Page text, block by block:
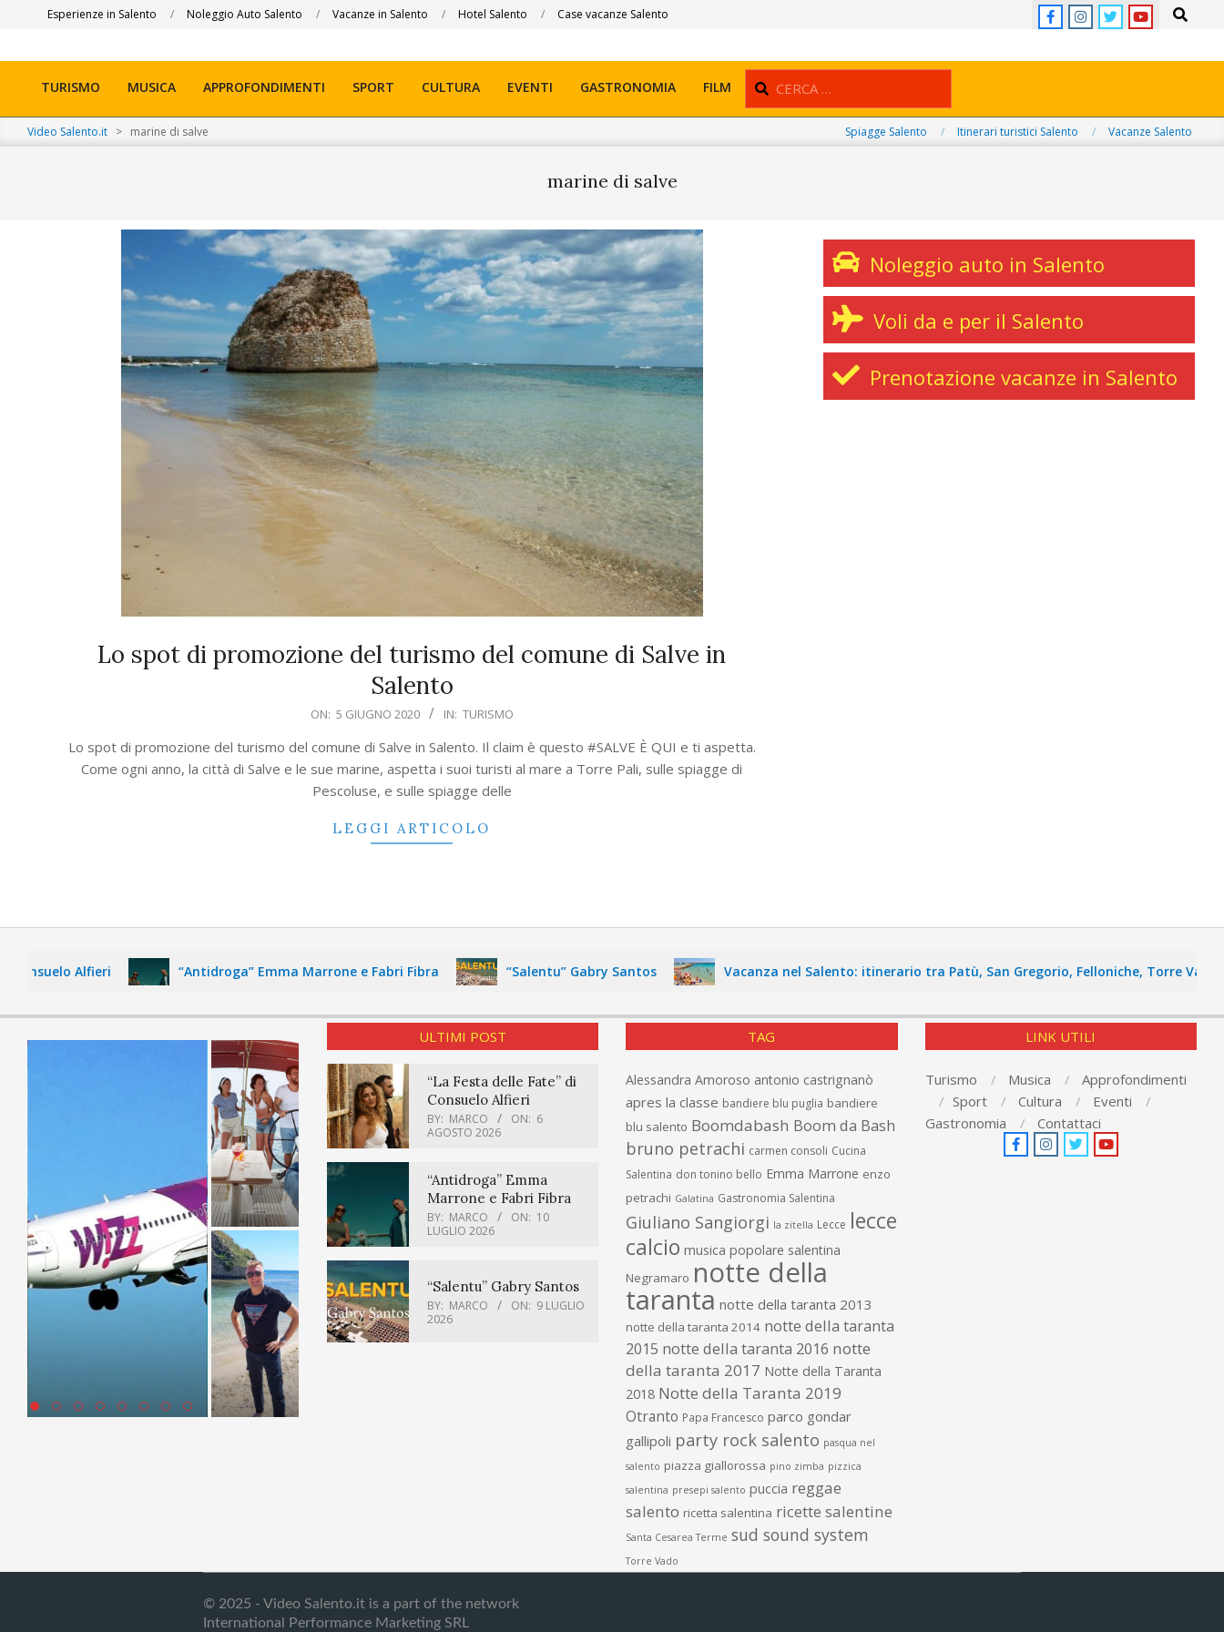
Esperienze in Salento Noleggio Auto Salento Vacanze in Salento Hotel Salento Case vacanze Salento Search
Navigation
Menu
TURISMO MUSICA APPROFONDIMENTI SPORT CULTURA EVENTI GASTRONOMIA FILM Search
Video Salento.it > marine di salve Spiagge Salento Itinerari turistici Salento Vacanze Salento
marine di salve
Lo spot di promozione del turismo del comune di Salve in
Salento
ON: 5 GIUGNO 2020 IN: TURISMO
Lo spot di promozione del turismo del comune di Salve in Salento. Il claim è questo #SALVE È QUI e ti aspetta.
Come ogni anno, la città di Salve e le sue marine, aspetta i suoi turisti al mare a Torre Pali, sulle spiagge di
Pescoluse, e sulle spiagge delle
LEGGI ARTICOLO
Noleggio auto in Salento
Voli da e per il Salento
Prenotazione vacanze in Salento
Alfieri “Antidroga” Emma Marrone e Fabri Fibra “Salentu” Gabry Santos Vacanza nel Salento: itinerario tra Patù, San Gregorio, Felloniche, Torre Vado e
ULTIMI POST
“La Festa delle Fate” di
Consuelo Alfieri
BY: MARCO ON: 6
AGOSTO 2026
“Antidroga” Emma
Marrone e Fabri Fibra
BY: MARCO ON: 10
LUGLIO 2026
“Salentu” Gabry Santos
BY: MARCO ON: 9 LUGLIO
2026
TAG
Alessandra Amoroso antonio castrignanò
apres la classe bandiere blu puglia bandiere
blu salento Boomdabash Boom da Bash
bruno petrachi carmen consoli Cucina
Salentina don tonino bello Emma Marrone enzo
petrachi Galatina Gastronomia Salentina
Giuliano Sangiorgi la zitella Lecce lecce
calcio musica popolare salentina
Negramaro notte della
taranta notte della taranta 2013
notte della taranta 2014 notte della taranta
2015 notte della taranta 2016 notte
della taranta 2017 Notte della Taranta
2018 Notte della Taranta 2019
Otranto Papa Francesco parco gondar
gallipoli party rock salento pasqua nel
salento piazza giallorossa pino zimba pizzica
salentina presepi salento puccia reggae
salento ricetta salentina ricette salentine
Santa Cesarea Terme sud sound system
Torre Vado
LINK UTILI
Turismo Musica
Approfondimenti
Sport
Cultura
Eventi
Gastronomia
Contattaci
© 2025 - Video Salento.it is a part of the network
International Performance Marketing SRL